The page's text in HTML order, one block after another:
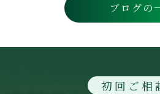
ブログの
初回ご相